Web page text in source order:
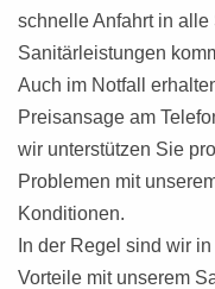
schnelle Anfahrt in
Sanitärleistungen
Auch im Notfall
Preisansage am
wir unterstützen Sie
Problemen mit
Konditionen.
In der Regel sind wir
Vorteile mit unserem